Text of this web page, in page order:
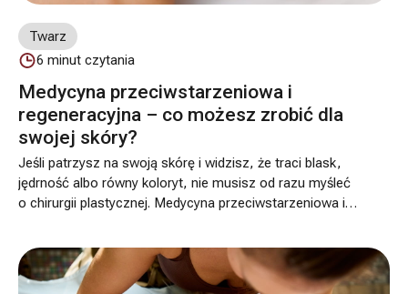
Twarz
6 minut czytania
Medycyna przeciwstarzeniowa i
regeneracyjna – co możesz zrobić dla
swojej skóry?
Jeśli patrzysz na swoją skórę i widzisz, że traci blask,
jędrność albo równy koloryt, nie musisz od razu myśleć
o chirurgii plastycznej. Medycyna przeciwstarzeniowa i
diagnostyczne, które pomagają lepiej zrozumieć proces
starzenia, a z drugiej zabiegi nastawione na pobudzenie